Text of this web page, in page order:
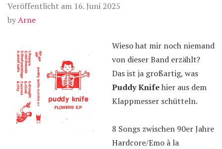
Veröffentlicht am 16. Juni 2025
byArne
Wieso hat mir noch niemand
von dieser Band erzählt?
Das ist ja großartig, was
Puddy Knifehier aus dem
Klappmesser schütteln.
8 Songs zwischen 90er Jahre
Hardcore/Emo à la